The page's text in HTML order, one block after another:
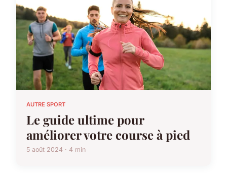
AUTRE SPORT
Le guide ultime pour
améliorer votre course à pied
5 août 2024 · 4 min